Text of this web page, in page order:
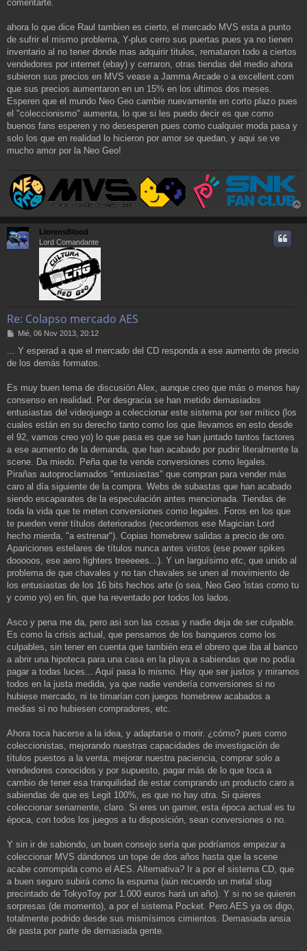
comentarte.
ahora lo que dice Raul tambien es cierto, el mercado MVS esta a punto
de sufrir el mismo problema, Y-plus cerro sus puertas pues ya no tienen
inventario al no tener donde mas adquirir titulos, remataron todo a ciertos
vendedores por internet (ebay) y cerraron, otras tiendas del medio ahora
subieron sus precios en MVS vease a Jamma Arcade o a excellent.com
que sus precios aumentaron en un 15% en los ultimos dos meses.
Esperen que el mundo Neo Geo cambie nuevamente en corto plazo pues
el "coleccionismo" aumenta, lo que si les puedo decir es que como
buenos fans esperen y no desesperen pues como cualquier moda pasa y
solo los que en realidad lo hicieron por amor se quedan, y aqui se ve
mucho amor por la Neo Geo!
r
LlorensBlood
Lord Comandante
Re: Colapso mercado AES
M
s
Mié, 06 Nov 2013, 20:12
... Y esperad a que el mercado del CD responda a ese aumento de precio
de los demás formatos.
Es muy buen tema de discusión Alex, aunque creo que más o menos hay
consenso en realidad. Por desgracia se han metido demasiados
entusiastas del videojuego a coleccionar este sistema por ser mítico (los
cuales están en su derecho tanto como los que llevamos en esto desde
el 92, vamos creo yo) lo que pasa es que se han juntado tantos factores
a ese aumento de la demanda, que han acabado por pudrir literalmente la
scene. Da miedo. Peña que te vende conversiones como legales.
Pirañas autoproclamados "entusiastas" que compran para vender más
caro al día siguiente de la compra. Webs de subastas que han acabado
siendo escaparates de la especulación antes mencionada. Tiendas de
toda la vida que te meten conversiones como legales. Foros en los que
te pueden venir títulos deteriorados (recordemos ese Magician Lord
hecho mierda, "a estrenar"). Copias homebrew salidas a precio de oro.
Apariciones estelares de títulos nunca antes vistos (ese power spikes
dooooos, ese aero fighters treeeees...). Y un larguísimo etc, que unido al
problema de que chavales y no tan chavales se unen al movimiento de
los entusiastas de los 16 bits hechos arte (o sea, Neo Geo 'istas como tu
y como yo) en fin, que ha reventado por todos los lados.
Asco y pena me da, pero asi son las cosas y nadie deja de ser culpable.
Es como la crisis actual, que pensamos de los banqueros como los
culpables, sin tener en cuenta que también era el obrero que iba al banco
a abrir una hipoteca para una casa en la playa a sabiendas que no podía
pagar a todas luces... Aquí pasa lo mismo. Hay que ser justos y mirarnos
todos en la justa medida, ya que nadie vendería conversiones si no
hubiese mercado, ni te timarían con juegos homebrew acabados a
medias si no hubiesen compradores, etc.
Ahora toca hacerse a la idea, y adaptarse o morir. ¿cómo? pues como
coleccionistas, mejorando nuestras capacidades de investigación de
títulos puestos a la venta, mejorar nuestra paciencia, comprar solo a
vendedores conocidos y por supuesto, pagar más de lo que toca a
cambio de tener esa tranquilidad de estar comprando un producto caro a
sabiendas de que es Legit 100%, es que no hay otra. Si quieres
coleccionar seriamente, claro. Si eres un gamer, esta época actual es tu
época, con todos los juegos a tu disposición, sean conversiones o no.
Y sin ir de sabiondo, un buen consejo sería que podríamos empezar a
coleccionar MVS dándonos un tope de dos años hasta que la scene
acabe corrompida como el AES. Alternativa? Ir a por el sistema CD, que
a buen seguro subirá como la espuma (aún recuerdo un metal slug
precintado de TokyoToy por 1.000 euros hará un año). Y si no se quieren
sorpresas (de momento), a por el sistema Pocket. Pero AES ya os digo,
totalmente podrido desde sus mismísimos cimientos. Demasiada ansia
de pasta por parte de demasiada gente.